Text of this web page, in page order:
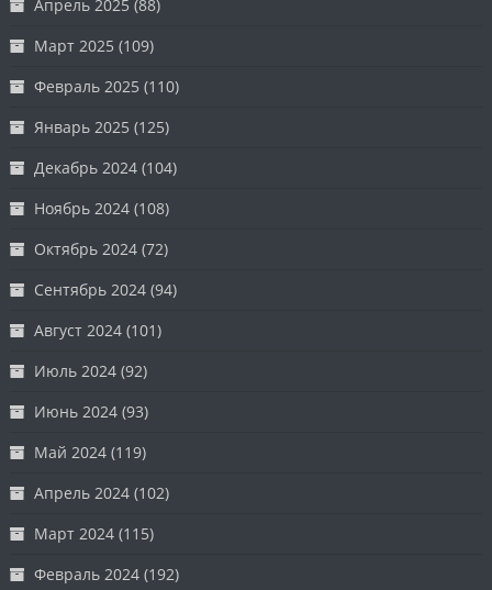
Апрель 2025 (88)
Март 2025 (109)
Февраль 2025 (110)
Январь 2025 (125)
Декабрь 2024 (104)
Ноябрь 2024 (108)
Октябрь 2024 (72)
Сентябрь 2024 (94)
Август 2024 (101)
Июль 2024 (92)
Июнь 2024 (93)
Май 2024 (119)
Апрель 2024 (102)
Март 2024 (115)
Февраль 2024 (192)